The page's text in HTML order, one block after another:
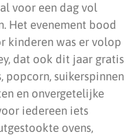
voor een dag vol
Het evenement bood
kinderen was er volop
dat ook dit jaar gratis
popcorn, suikerspinnen
en onvergetelijke
iedereen iets
ovens,